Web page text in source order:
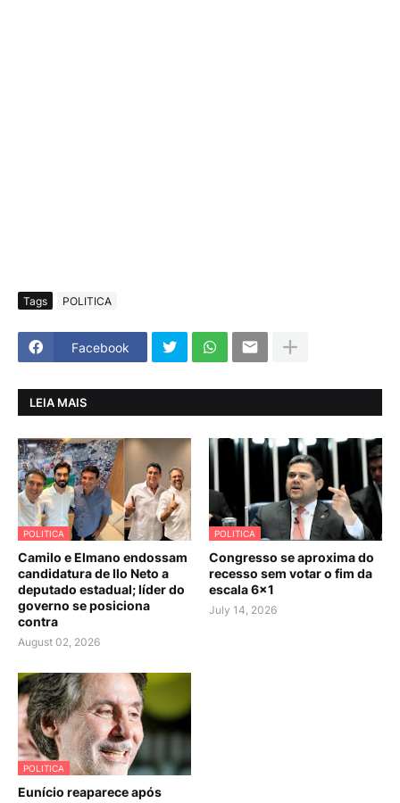
Tags POLITICA
Facebook
LEIA MAIS
POLITICA
Camilo e Elmano endossam
candidatura de Ilo Neto a
deputado estadual; líder do
governo se posiciona
contra
August 02, 2026
POLITICA
Congresso se aproxima do
recesso sem votar o fim da
escala 6×1
July 14, 2026
POLITICA
Eunício reaparece após